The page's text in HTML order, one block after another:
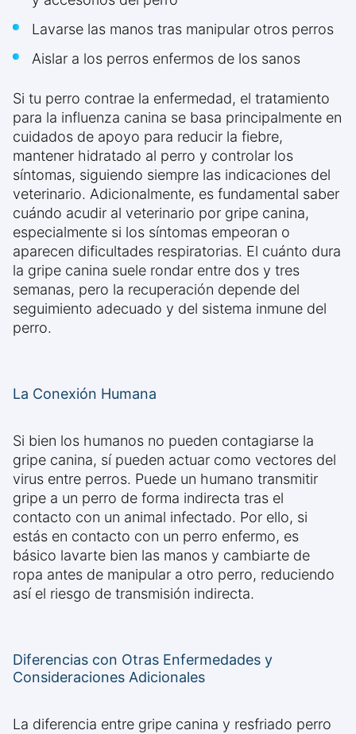
Lavarse las manos tras manipular otros perros
Aislar a los perros enfermos de los sanos
Si tu perro contrae la enfermedad, el tratamiento
para la influenza canina se basa principalmente en
cuidados de apoyo para reducir la fiebre,
mantener hidratado al perro y controlar los
síntomas, siguiendo siempre las indicaciones del
veterinario. Adicionalmente, es fundamental saber
cuándo acudir al veterinario por gripe canina,
especialmente si los síntomas empeoran o
aparecen dificultades respiratorias. El cuánto dura
la gripe canina suele rondar entre dos y tres
semanas, pero la recuperación depende del
seguimiento adecuado y del sistema inmune del
perro.
La Conexión Humana
Si bien los humanos no pueden contagiarse la
gripe canina, sí pueden actuar como vectores del
virus entre perros. Puede un humano transmitir
gripe a un perro de forma indirecta tras el
contacto con un animal infectado. Por ello, si
estás en contacto con un perro enfermo, es
básico lavarte bien las manos y cambiarte de
ropa antes de manipular a otro perro, reduciendo
así el riesgo de transmisión indirecta.
Diferencias con Otras Enfermedades y
Consideraciones Adicionales
La diferencia entre gripe canina y resfriado perro